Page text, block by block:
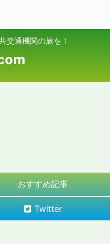
交通機関の旅を！
おすすめ記事
Twitter